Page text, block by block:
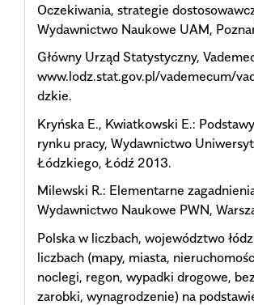
Oczekiwania, strategie
Wydawnictwo Naukowe UAM,
Główny Urząd Statystyczny,
www.lodz.stat.gov.pl/vademecum/
dzkie.
Kryńska E., Kwiatkowski E.:
rynku pracy, Wydawnictwo
Łódzkiego, Łódź 2013.
Milewski R.: Elementarne
Wydawnictwo Naukowe PWN,
Polska w liczbach, województwo
liczbach (mapy, miasta,
noclegi, regon, wypadki drogowe,
zarobki, wynagrodzenie) na